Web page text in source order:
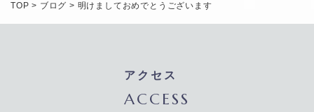
TOP > ブログ > 明けましておめでとうございます
アクセス
ACCESS